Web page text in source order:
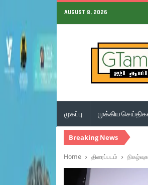
AUGUST 8, 2026
முகப்பு முக்கிய
Breaking News
Home திரைப்படம்